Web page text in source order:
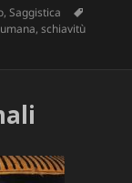
,Saggistica
,schiavitù